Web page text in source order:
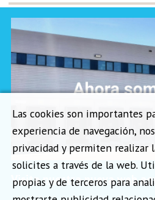
Visita nuestra nueva web
Las cookies son importantes
experiencia de navegación,
privacidad y permiten realizar
solicites a través de la web.
propias y de terceros para